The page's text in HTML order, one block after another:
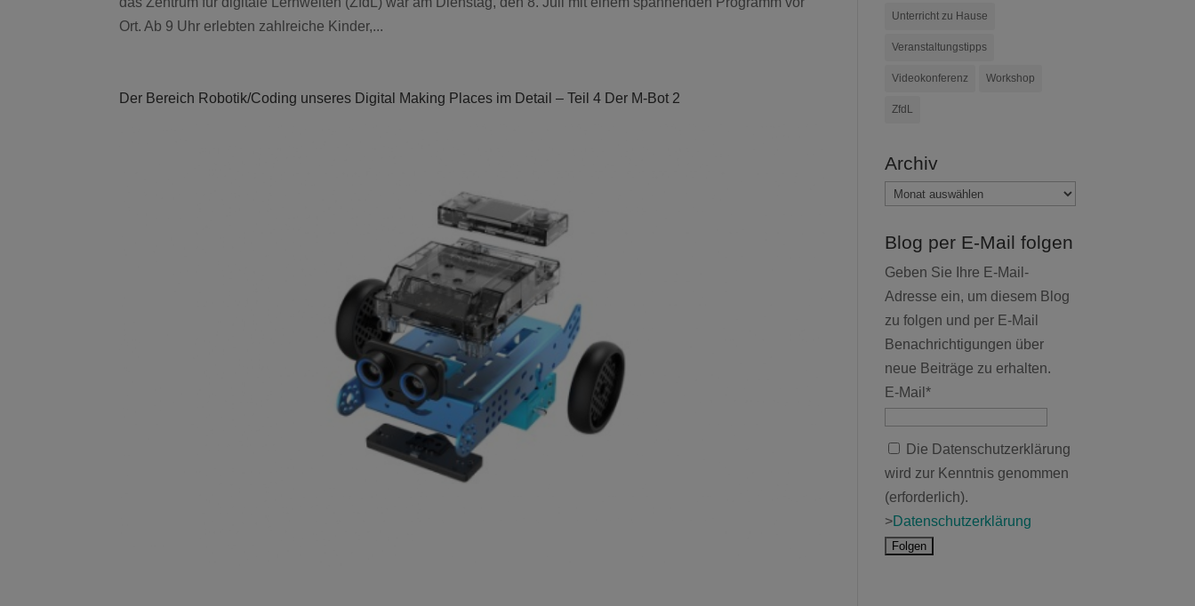
Ort. Ab 9 Uhr erlebten zahlreiche Kinder,...
Der Bereich Robotik/Coding unseres Digital Making Places im Detail – Teil 4 Der M-Bot 2
Unterricht zu Hause
Veranstaltungstipps
Videokonferenz Workshop
ZfdL
Archiv
Archiv
Blog per E-Mail folgen
Geben Sie Ihre E-Mail-
Adresse ein, um diesem Blog
zu folgen und per E-Mail
Benachrichtigungen über
neue Beiträge zu erhalten.
E-Mail*
Die Datenschutzerklärung
wird zur Kenntnis genommen
(erforderlich).
>Datenschutzerklärung